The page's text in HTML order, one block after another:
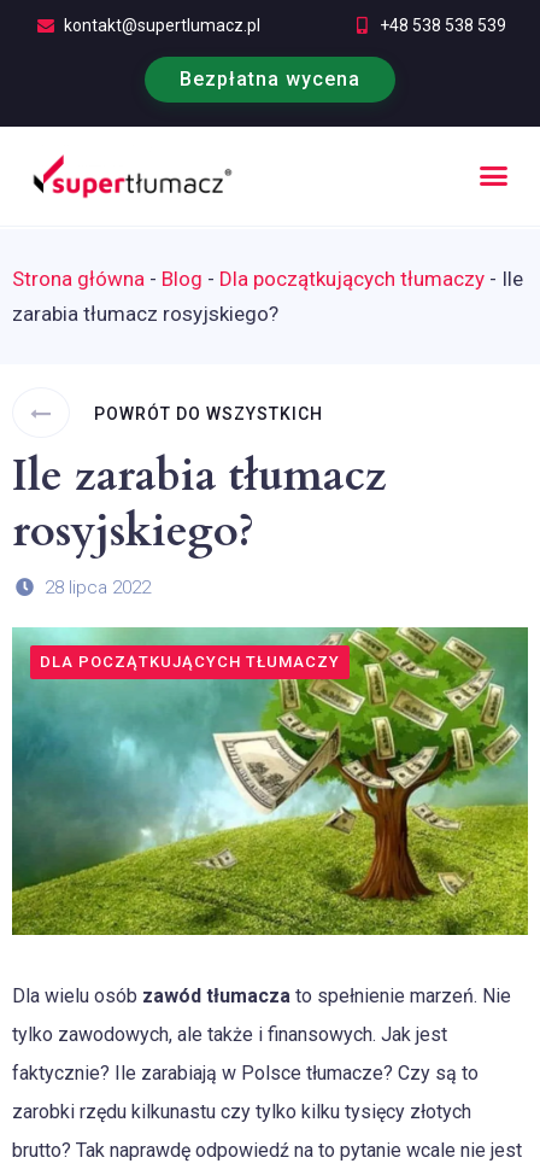
kontakt@supertlumacz.pl +48 538 538 539
Bezpłatna wycena
Strona główna - Blog - Dla początkujących tłumaczy - Ile
zarabia tłumacz rosyjskiego?
POWRÓT DO WSZYSTKICH
Ile zarabia tłumacz
rosyjskiego?
28 lipca 2022
DLA POCZĄTKUJĄCYCH TŁUMACZY
Dla wielu osób zawód tłumacza to spełnienie marzeń. Nie
tylko zawodowych, ale także i finansowych. Jak jest
faktycznie? Ile zarabiają w Polsce tłumacze? Czy są to
zarobki rzędu kilkunastu czy tylko kilku tysięcy złotych
brutto? Tak naprawdę odpowiedź na to pytanie wcale nie jest